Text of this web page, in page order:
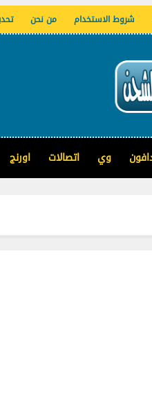
شروط الاستخدام من نحن
وي اتصالات اورنج